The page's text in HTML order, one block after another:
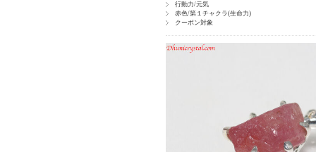
行動力/元気
赤色/第１チャクラ(生命力)
クーポン対象